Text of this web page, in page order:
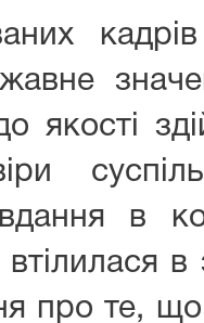
якості
в
в
про те, що